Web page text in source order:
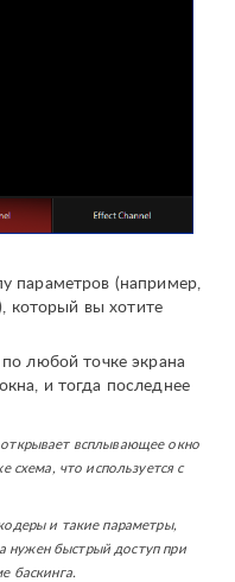
параметров (например,
который вы хотите
любой точке экрана
и тогда последнее
всплывающее окно
схема, что используется с
и такие параметры,
нужен быстрый доступ при
баскинга.